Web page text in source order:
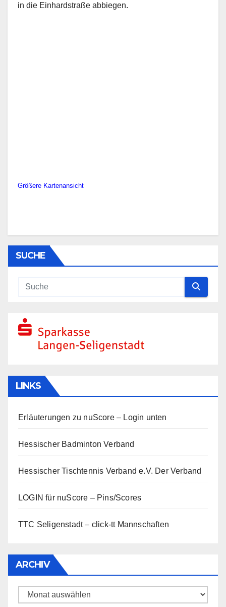
in die Einhardstraße abbiegen.
Größere Kartenansicht
SUCHE
LINKS
Erläuterungen zu nuScore– Login unten
Hessischer Badminton Verband
Hessischer Tischtennis Verband e.V. Der Verband
LOGIN für nuScore – Pins/Scores
TTC Seligenstadt – click-tt Mannschaften
ARCHIV
Archiv